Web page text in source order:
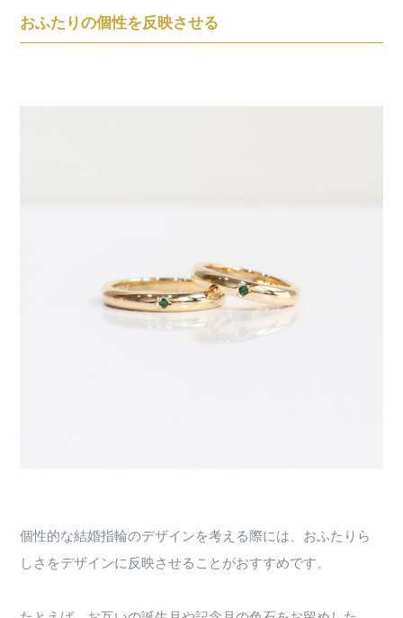
おふたりの個性を反映させる
個性的な結婚指輪のデザインを考える際には、おふたりら
しさをデザインに反映させることがおすすめです。